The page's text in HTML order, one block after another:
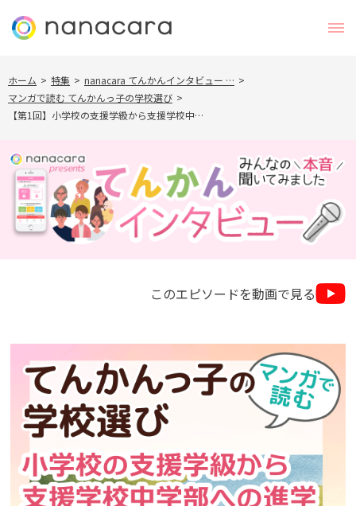
ホーム > 特集 > nanacara てんかんインタビュー … >
マンガで読む てんかんっ子の学校選び >
【第1回】小学校の支援学級から支援学校中…
このエピソードを動画で見る